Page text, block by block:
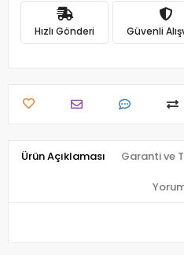
Hızlı Gönderi Güvenli
Ürün Açıklaması Garanti ve